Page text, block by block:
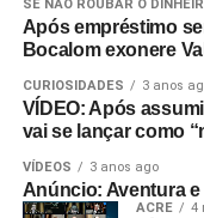
SE NÃO ROUBAR O
Após empréstimo
Bocalom exonere
CURIOSIDADES 3 anos
VÍDEO: Após
vai se lançar como
VÍDEOS 3 anos ago
Anúncio: Aventura
ACRE 4